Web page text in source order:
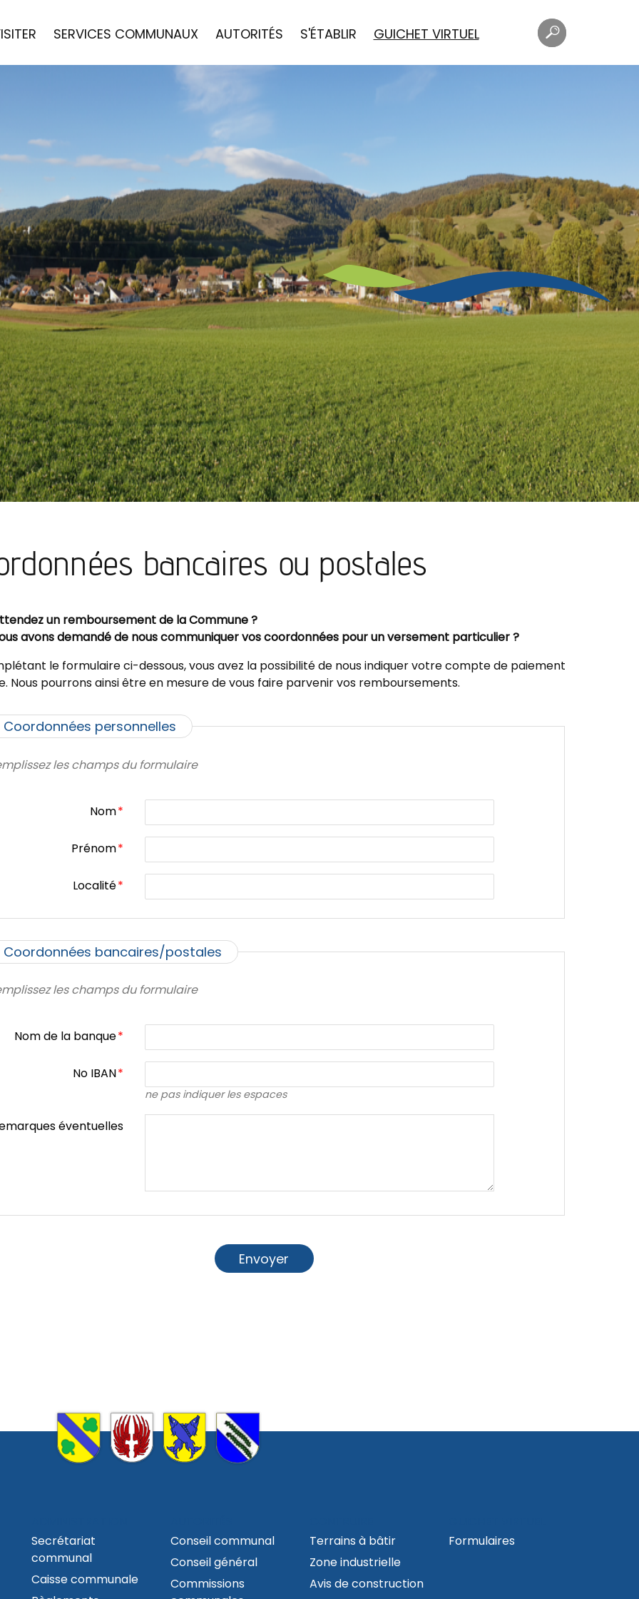
SERVICES COMMUNAUX AUTORITÉS S'ÉTABLIR GUICHET VIRTUEL
Mots
clés
Rechercher
bancaires ou postales
un remboursement de la Commune ?
avons demandé de nous communiquer vos coordonnées pour un versement particulier ?
le formulaire ci-dessous, vous avez la possibilité de nous indiquer votre compte de paiement
Nous pourrons ainsi être en mesure de vous faire parvenir vos remboursements.
Coordonnées personnelles
les champs du formulaire
Nom*
Prénom*
Localité*
Coordonnées bancaires/postales
les champs du formulaire
Nom de la banque*
No IBAN*
ne pas indiquer les espaces
éventuelles
Envoyer
Secrétariat
communal
Caisse communale
Conseil communal
Conseil général
Commissions
Terrains à bâtir
Zone industrielle
Avis de construction
Formulaires